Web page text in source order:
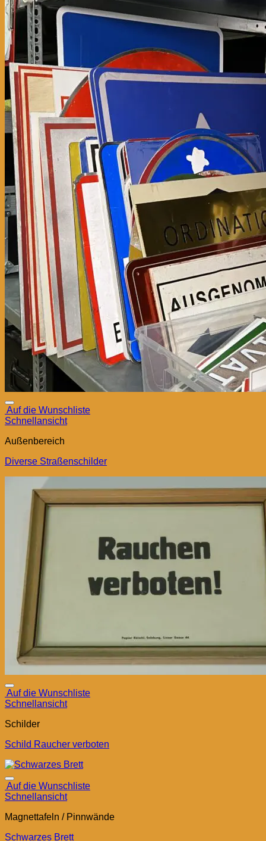
Auf die Wunschliste
Schnellansicht
Außenbereich
Diverse Straßenschilder
Auf die Wunschliste
Schnellansicht
Schilder
Schild Raucher verboten
Auf die Wunschliste
Schnellansicht
Magnettafeln / Pinnwände
Schwarzes Brett